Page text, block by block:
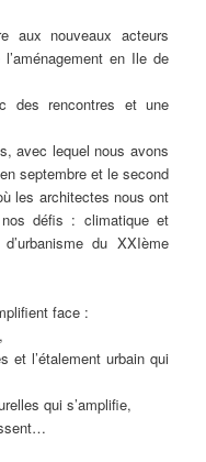
aux nouveaux acteurs
en Ile de
rencontres et une
avec lequel nous avons
septembre et le second
les architectes nous ont
défis : climatique et
du XXIème
face :
l’étalement urbain qui
qui s’amplifie,